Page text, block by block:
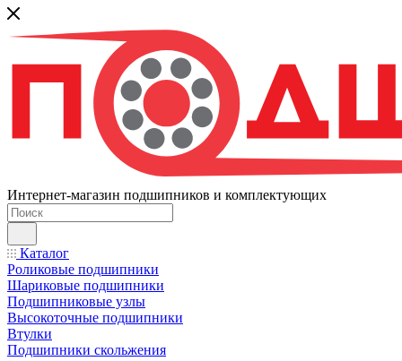
Интернет-магазин подшипников и комплектующих
Каталог
Роликовые подшипники
Шариковые подшипники
Подшипниковые узлы
Высокоточные подшипники
Втулки
Подшипники скольжения